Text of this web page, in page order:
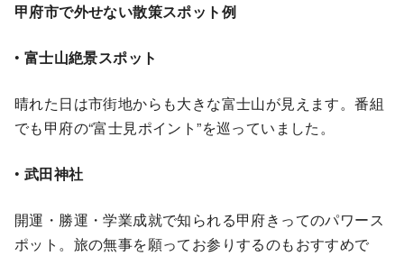
甲府市で外せない散策スポット例
• 富士山絶景スポット
晴れた日は市街地からも大きな富士山が見えます。番組
でも甲府の“富士見ポイント”を巡っていました。
• 武田神社
開運・勝運・学業成就で知られる甲府きってのパワース
ポット。旅の無事を願ってお参りするのもおすすめで